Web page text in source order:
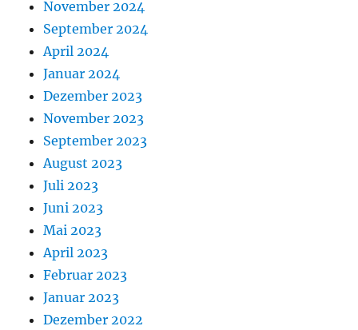
November 2024
September 2024
April 2024
Januar 2024
Dezember 2023
November 2023
September 2023
August 2023
Juli 2023
Juni 2023
Mai 2023
April 2023
Februar 2023
Januar 2023
Dezember 2022